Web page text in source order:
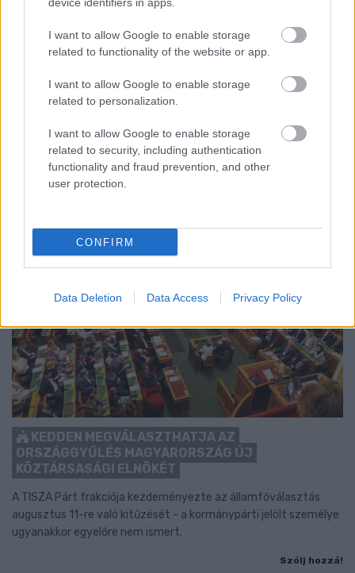
I want to allow Google to enable storage
related to functionality of the website or app.
I want to allow Google to enable storage
related to personalization.
I want to allow Google to enable storage
related to security, including authentication
functionality and fraud prevention, and other
user protection.
CONFIRM
Data Deletion Data Access Privacy Policy
CZUNYINÉ HARCA A GMAIL ÉS AZ ÖNKÉNY ELLEN
- LETILTOTTA A GOOGLE A VÉDVONAL LEVELEZŐ
Nem vicc! A Fidesz maradéka tényleg egy ingyenes e-mail
KEDDEN MEGVÁLASZTHATJA AZ
ORSZÁGGYŰLÉS MAGYARORSZÁG ÚJ
KÖZTÁRSASÁGI ELNÖKÉT
A TISZA Párt frakciója kezdeményezte az államfőválasztás
augusztus 11-re való kitűzését - a kormánypárti jelölt személye
ugyanakkor egyelőre nem ismert.
Szólj hozzá!